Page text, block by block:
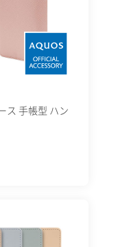
ス 手帳型 ハン